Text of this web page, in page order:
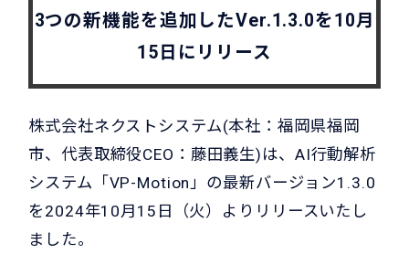
3つの新機能を追加したVer.1.3.0を10月
15日にリリース
株式会社ネクストシステム(本社：福岡県福岡
市、代表取締役CEO：藤田義生)は、AI行動解析
システム「VP-Motion」の最新バージョン1.3.0
を2024年10月15日（火）よりリリースいたし
ました。